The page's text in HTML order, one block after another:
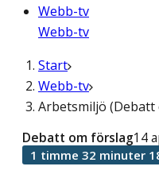
Webb-tv
Webb-tv
Start
Webb-tv
Arbetsmiljö (Debatt
Debatt om förslag14
1 timme 32 minuter